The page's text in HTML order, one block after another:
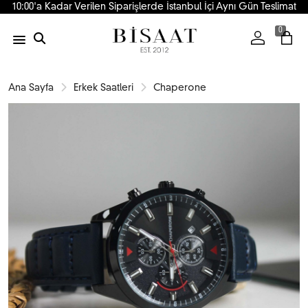
10:00'a Kadar Verilen Siparişlerde İstanbul İçi Aynı Gün Teslimat
0
Ana Sayfa Erkek Saatleri Chaperone